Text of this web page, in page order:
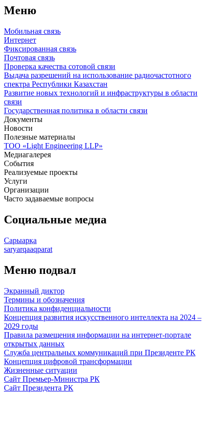
Меню
Мобильная связь
Интернет
Фиксированная связь
Почтовая связь
Проверка качества сотовой связи
Выдача разрешений на использование радиочастотного
спектра Республики Казахстан
Развитие новых технологий и инфраструктуры в области
связи
Государственная политика в области связи
Документы
Новости
Полезные материалы
ТОО «Light Engineering LLP»
Медиагалерея
События
Реализуемые проекты
Услуги
Организации
Часто задаваемые вопросы
Социальные медиа
Сарыарқа
saryarqaaqparat
Меню подвал
Экранный диктор
Термины и обозначения
Политика конфиденциальности
Концепция развития искусственного интеллекта на 2024 –
2029 годы
Правила размещения информации на интернет-портале
открытых данных
Служба центральных коммуникаций при Президенте РК
Концепция цифровой трансформации
Жизненные ситуации
Сайт Премьер-Министра РК
Сайт Президента РК